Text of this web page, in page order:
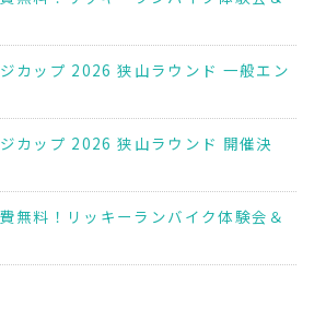
カップ 2026 狭山ラウンド 一般エン
カップ 2026 狭山ラウンド 開催決
無料！リッキーランバイク体験会＆